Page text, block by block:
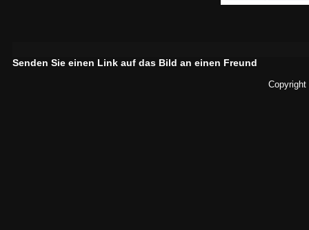
Senden Sie einen Link auf das Bild an einen Freund